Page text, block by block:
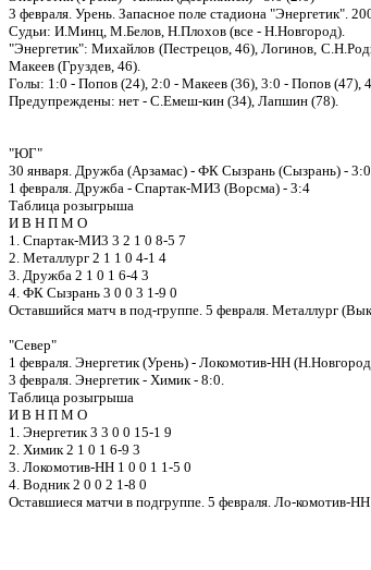
3 февраля. Урень. Запасное поле стадиона "Энергетик".
Судьи: И.Минц, М.Белов, Н.Плохов (все - Н.Новгород).
"Энергетик": Михайлов (Пестрецов, 46), Логинов,
Макеев (Груздев, 46).
Голы: 1:0 - Попов (24), 2:0 - Макеев (36), 3:0 - Попов (47),
Предупреждены: нет - С.Емеш-кин (34), Лапшин (78).
"ЮГ"
30 января. Дружба (Арзамас) - ФК Сызрань (Сызрань) -
1 февраля. Дружба - Спартак-МИ3 (Ворсма) - 3:4
Таблица розыгрыша
И В Н П М О
1. Спартак-МИ3 3 2 1 0 8-5 7
2. Металлург 2 1 1 0 4-1 4
3. Дружба 2 1 0 1 6-4 3
4. ФК Сызрань 3 0 0 3 1-9 0
Оставшийся матч в под-группе. 5 февраля. Металлург
"Север"
1 февраля. Энергетик (Урень) - Локомотив-НН
3 февраля. Энергетик - Химик - 8:0.
Таблица розыгрыша
И В Н П М О
1. Энергетик 3 3 0 0 15-1 9
2. Химик 2 1 0 1 6-9 3
3. Локомотив-НН 1 0 0 1 1-5 0
4. Водник 2 0 0 2 1-8 0
Оставшиеся матчи в подгруппе. 5 февраля. Ло-комотив-